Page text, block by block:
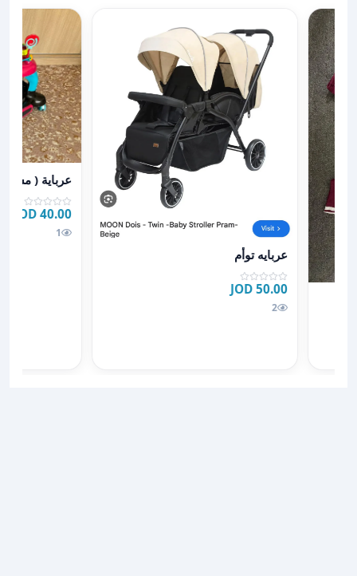
عرض تفاصيل عربايه توأم
عربايه توأم
50.00 JOD
2
عرض تفاصيل
عرباية (
40.00 JOD
1